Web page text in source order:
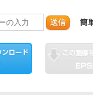
送信 簡単